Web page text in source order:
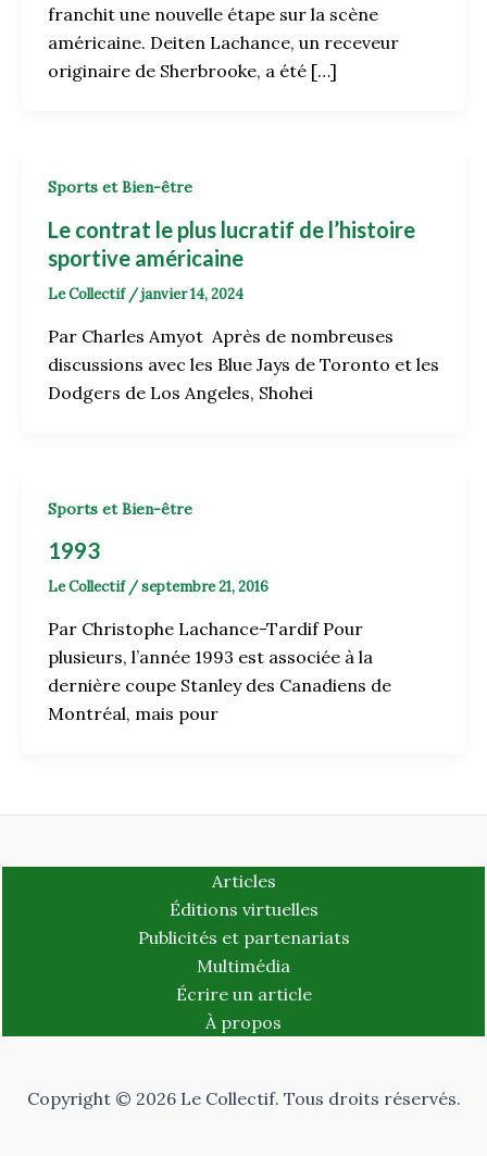
franchit une nouvelle étape sur la scène
américaine. Deiten Lachance, un receveur
originaire de Sherbrooke, a été […]
Sports et Bien-être
Le contrat le plus lucratif de l’histoire
sportive américaine
Le Collectif /janvier 14, 2024
Par Charles Amyot Après de nombreuses
discussions avec les Blue Jays de Toronto et les
Dodgers de Los Angeles, Shohei
Sports et Bien-être
1993
Le Collectif /septembre 21, 2016
Par Christophe Lachance-Tardif Pour
plusieurs, l’année 1993 est associée à la
dernière coupe Stanley des Canadiens de
Montréal, mais pour
Articles
Éditions virtuelles
Publicités et partenariats
Multimédia
Écrire un article
À propos
Copyright © 2026 Le Collectif. Tous droits réservés.